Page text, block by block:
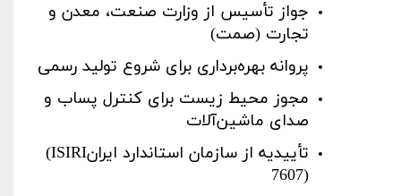
جواز تأسیس از وزارت صنعت، معدن و
تجارت (صمت)
پروانه بهره‌برداری برای شروع تولید رسمی
مجوز محیط زیست برای کنترل پساب و
صدای ماشین‌آلات
تأییدیه از سازمان استاندارد ایران(ISIRI
7607)